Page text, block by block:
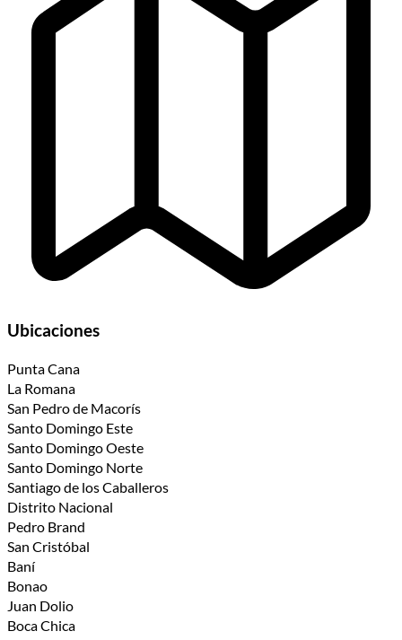
Ubicaciones
Punta Cana
La Romana
San Pedro de Macorís
Santo Domingo Este
Santo Domingo Oeste
Santo Domingo Norte
Santiago de los Caballeros
Distrito Nacional
Pedro Brand
San Cristóbal
Baní
Bonao
Juan Dolio
Boca Chica